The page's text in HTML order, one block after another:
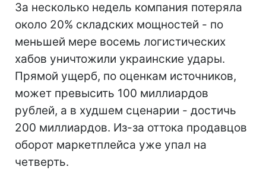
За несколько недель компания потеряла
около 20% складских мощностей - по
меньшей мере восемь логистических
хабов уничтожили украинские удары.
Прямой ущерб, по оценкам источников,
может превысить 100 миллиардов
рублей, а в худшем сценарии - достичь
200 миллиардов. Из-за оттока продавцов
оборот маркетплейса уже упал на
четверть.